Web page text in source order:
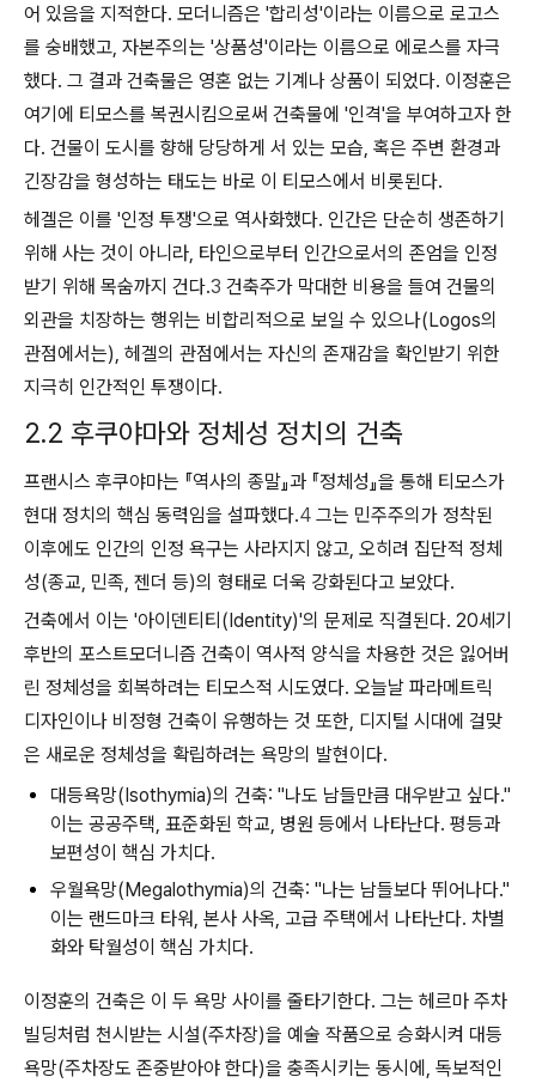
어 있음을 지적한다. 모더니즘은 '합리성'이라는 이름으로 로고스
를 숭배했고, 자본주의는 '상품성'이라는 이름으로 에로스를 자극
했다. 그 결과 건축물은 영혼 없는 기계나 상품이 되었다. 이정훈은
여기에 티모스를 복권시킴으로써 건축물에 '인격'을 부여하고자 한
다. 건물이 도시를 향해 당당하게 서 있는 모습, 혹은 주변 환경과
긴장감을 형성하는 태도는 바로 이 티모스에서 비롯된다.
헤겔은 이를 '인정 투쟁'으로 역사화했다. 인간은 단순히 생존하기
위해 사는 것이 아니라, 타인으로부터 인간으로서의 존엄을 인정
받기 위해 목숨까지 건다.3 건축주가 막대한 비용을 들여 건물의
외관을 치장하는 행위는 비합리적으로 보일 수 있으나(Logos의
관점에서는), 헤겔의 관점에서는 자신의 존재감을 확인받기 위한
지극히 인간적인 투쟁이다.
2.2 후쿠야마와 정체성 정치의 건축
프랜시스 후쿠야마는 『역사의 종말』과 『정체성』을 통해 티모스가
현대 정치의 핵심 동력임을 설파했다.4 그는 민주주의가 정착된
이후에도 인간의 인정 욕구는 사라지지 않고, 오히려 집단적 정체
성(종교, 민족, 젠더 등)의 형태로 더욱 강화된다고 보았다.
건축에서 이는 '아이덴티티(Identity)'의 문제로 직결된다. 20세기
후반의 포스트모더니즘 건축이 역사적 양식을 차용한 것은 잃어버
린 정체성을 회복하려는 티모스적 시도였다. 오늘날 파라메트릭
디자인이나 비정형 건축이 유행하는 것 또한, 디지털 시대에 걸맞
은 새로운 정체성을 확립하려는 욕망의 발현이다.
대등욕망(Isothymia)의 건축: "나도 남들만큼 대우받고 싶다."
이는 공공주택, 표준화된 학교, 병원 등에서 나타난다. 평등과
보편성이 핵심 가치다.
우월욕망(Megalothymia)의 건축: "나는 남들보다 뛰어나다."
이는 랜드마크 타워, 본사 사옥, 고급 주택에서 나타난다. 차별
화와 탁월성이 핵심 가치다.
이정훈의 건축은 이 두 욕망 사이를 줄타기한다. 그는 헤르마 주차
빌딩처럼 천시받는 시설(주차장)을 예술 작품으로 승화시켜 대등
욕망(주차장도 존중받아야 한다)을 충족시키는 동시에, 독보적인